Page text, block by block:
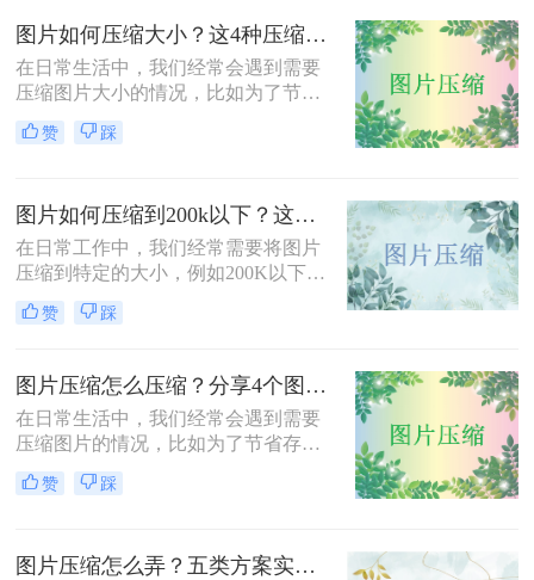
小的方法，旨在帮助用户根据实际需
求选择合适的压缩方式。
图片如何压缩大小？这4种压缩方法请务必学会！
在日常生活中，我们经常会遇到需要
压缩图片大小的情况，比如为了节省
存储空间、加快网页加载速度或减少
文件传输时间。那么图片如何压缩大
缩，同时保持较高的图片质量。
赞 踩
图片如何压缩到200k以下？这三种方法简单又高效！
在日常工作中，我们经常需要将图片
压缩到特定的大小，例如200K以下，
以满足电子邮件附件、网站上传或社
交媒体分享的要求。那么图片如何压
图片压缩到200K以下的有效方法，帮
助您轻松完成图片压缩，同时保持较
高的图片质量。
赞 踩
图片压缩怎么压缩？分享4个图片压缩方法！
在日常生活中，我们经常会遇到需要
压缩图片的情况，比如为了节省存储
空间、加快网页加载速度或减少文件
传输时间。那么图片压缩怎么压缩
时保持较高的图片质量。
赞 踩
图片压缩怎么弄？五类方案实测对比，一张表看懂怎么选！